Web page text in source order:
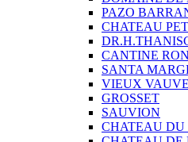
PAZO
CHATEAU
CANTINE
SANTA
VIEUX
GROSSET
SAUVION
CHATEAU DU